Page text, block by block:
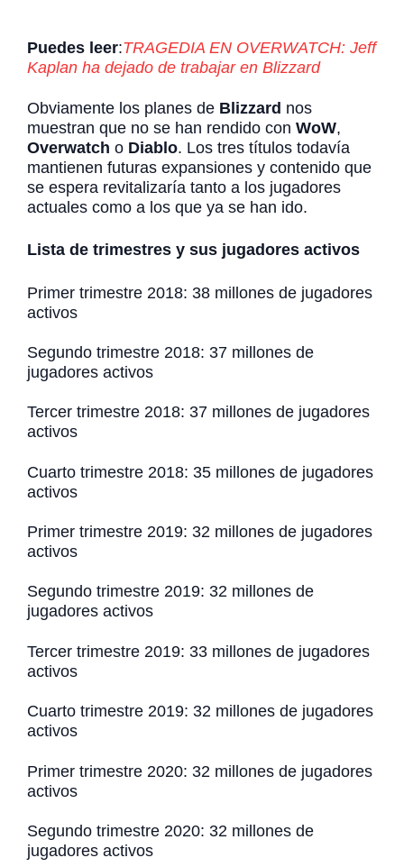
Puedes leer:TRAGEDIA EN OVERWATCH: Jeff
Kaplan ha dejado de trabajar en Blizzard
Obviamente los planes de Blizzard nos
muestran que no se han rendido con WoW,
Overwatch o Diablo. Los tres títulos todavía
mantienen futuras expansiones y contenido que
se espera revitalizaría tanto a los jugadores
actuales como a los que ya se han ido.
Lista de trimestres y sus jugadores activos
Primer trimestre 2018: 38 millones de jugadores
activos
Segundo trimestre 2018: 37 millones de
jugadores activos
Tercer trimestre 2018: 37 millones de jugadores
activos
Cuarto trimestre 2018: 35 millones de jugadores
activos
Primer trimestre 2019: 32 millones de jugadores
activos
Segundo trimestre 2019: 32 millones de
jugadores activos
Tercer trimestre 2019: 33 millones de jugadores
activos
Cuarto trimestre 2019: 32 millones de jugadores
activos
Primer trimestre 2020: 32 millones de jugadores
activos
Segundo trimestre 2020: 32 millones de
jugadores activos